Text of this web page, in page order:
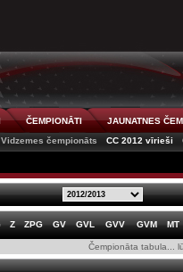
ČEMPIONĀTI JAUNATNES
Vidzemes čempionāts CC 2012 vīrieši
Z ZPG GV GVL GVV GVM MT
Čempionāta tabula...